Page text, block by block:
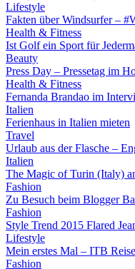
Lifestyle
Fakten über Windsurfer –
Health & Fitness
Ist Golf ein Sport für
Beauty
Press Day – Pressetag im
Health & Fitness
Fernanda Brandao im
Italien
Ferienhaus in Italien mieten
Travel
Urlaub aus der Flasche –
Italien
The Magic of Turin (Italy)
Fashion
Zu Besuch beim Blogger
Fashion
Style Trend 2015 Flared
Lifestyle
Mein erstes Mal – ITB
Fashion